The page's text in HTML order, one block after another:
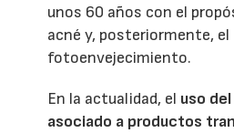
unos 60 años con el
acné y, posteriormente, el
fotoenvejecimiento.
En la actualidad, el uso
asociado a productos